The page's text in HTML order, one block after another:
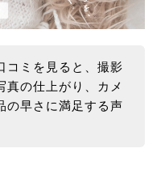
コミを見ると、撮影
真の仕上がり、カメ
の早さに満足する声